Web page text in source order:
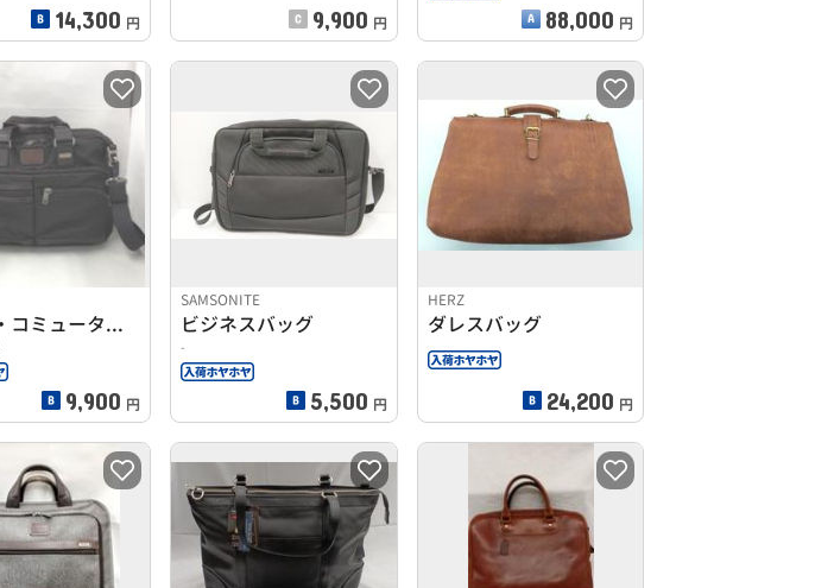
14,300 円 9,900 円 88,000 円
スリム・コミューター・ブリーフ
9,900 円
SAMSONITE
ビジネスバッグ
-
5,500 円
HERZ
ダレスバッグ
24,200 円